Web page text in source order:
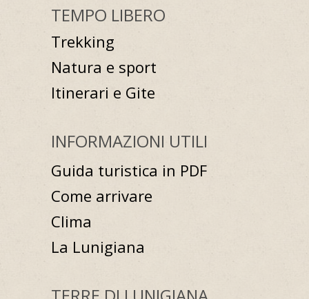
TEMPO LIBERO
Trekking
Natura e sport
Itinerari e Gite
INFORMAZIONI UTILI
Guida turistica in PDF
Come arrivare
Clima
La Lunigiana